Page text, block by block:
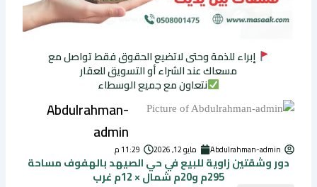
إبراء للذمة وحتى لاتضيع الحقوق فقط تواصل مع
مسعاك عند الشراء أو التسويق للعقار
نتعاون مع جميع الوسطاء
Abdulrahman-
admin
Abdulrahman-admin مايو 12, 2026 11:29 م
دور وشقتين زاوية للبيع في حي الصيهد بالهفوف مساحة
295م و20م شمال × 12م غرب